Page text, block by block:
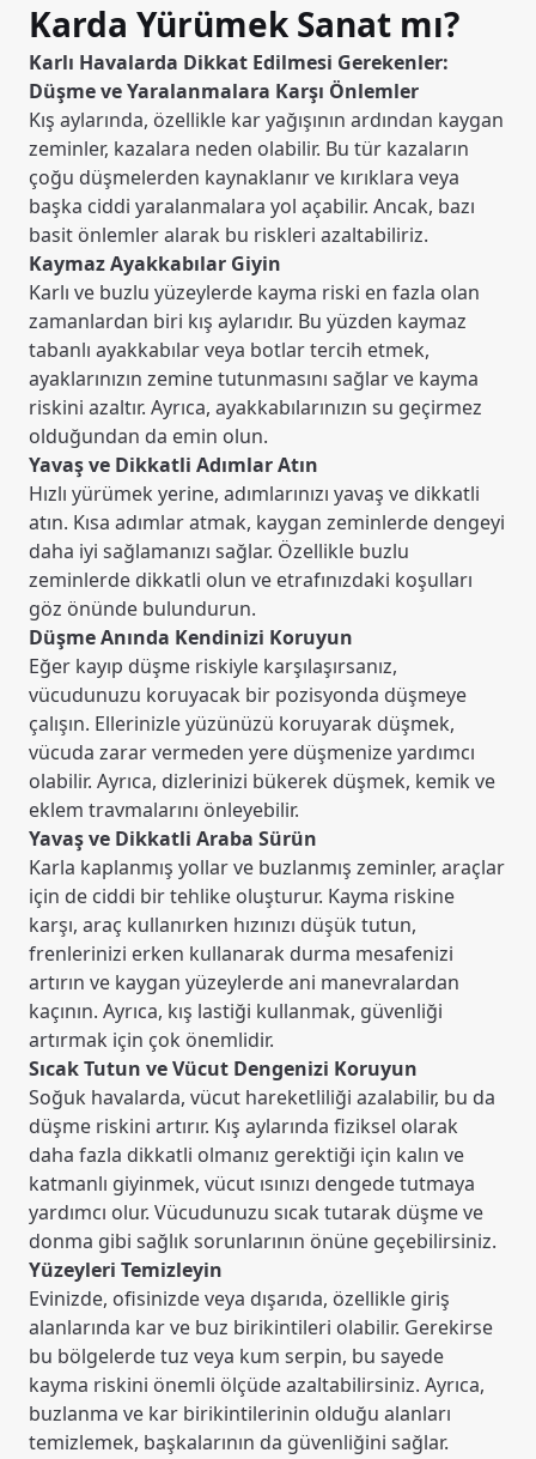
Karda Yürümek Sanat mı?
Karlı Havalarda Dikkat Edilmesi Gerekenler:
Düşme ve Yaralanmalara Karşı Önlemler
Kış aylarında, özellikle kar yağışının ardından kaygan
zeminler, kazalara neden olabilir. Bu tür kazaların
çoğu düşmelerden kaynaklanır ve kırıklara veya
başka ciddi yaralanmalara yol açabilir. Ancak, bazı
basit önlemler alarak bu riskleri azaltabiliriz.
Kaymaz Ayakkabılar Giyin
Karlı ve buzlu yüzeylerde kayma riski en fazla olan
zamanlardan biri kış aylarıdır. Bu yüzden kaymaz
tabanlı ayakkabılar veya botlar tercih etmek,
ayaklarınızın zemine tutunmasını sağlar ve kayma
riskini azaltır. Ayrıca, ayakkabılarınızın su geçirmez
olduğundan da emin olun.
Yavaş ve Dikkatli Adımlar Atın
Hızlı yürümek yerine, adımlarınızı yavaş ve dikkatli
atın. Kısa adımlar atmak, kaygan zeminlerde dengeyi
daha iyi sağlamanızı sağlar. Özellikle buzlu
zeminlerde dikkatli olun ve etrafınızdaki koşulları
göz önünde bulundurun.
Düşme Anında Kendinizi Koruyun
Eğer kayıp düşme riskiyle karşılaşırsanız,
vücudunuzu koruyacak bir pozisyonda düşmeye
çalışın. Ellerinizle yüzünüzü koruyarak düşmek,
vücuda zarar vermeden yere düşmenize yardımcı
olabilir. Ayrıca, dizlerinizi bükerek düşmek, kemik ve
eklem travmalarını önleyebilir.
Yavaş ve Dikkatli Araba Sürün
Karla kaplanmış yollar ve buzlanmış zeminler, araçlar
için de ciddi bir tehlike oluşturur. Kayma riskine
karşı, araç kullanırken hızınızı düşük tutun,
frenlerinizi erken kullanarak durma mesafenizi
artırın ve kaygan yüzeylerde ani manevralardan
kaçının. Ayrıca, kış lastiği kullanmak, güvenliği
artırmak için çok önemlidir.
Sıcak Tutun ve Vücut Dengenizi Koruyun
Soğuk havalarda, vücut hareketliliği azalabilir, bu da
düşme riskini artırır. Kış aylarında fiziksel olarak
daha fazla dikkatli olmanız gerektiği için kalın ve
katmanlı giyinmek, vücut ısınızı dengede tutmaya
yardımcı olur. Vücudunuzu sıcak tutarak düşme ve
donma gibi sağlık sorunlarının önüne geçebilirsiniz.
Yüzeyleri Temizleyin
Evinizde, ofisinizde veya dışarıda, özellikle giriş
alanlarında kar ve buz birikintileri olabilir. Gerekirse
bu bölgelerde tuz veya kum serpin, bu sayede
kayma riskini önemli ölçüde azaltabilirsiniz. Ayrıca,
buzlanma ve kar birikintilerinin olduğu alanları
temizlemek, başkalarının da güvenliğini sağlar.